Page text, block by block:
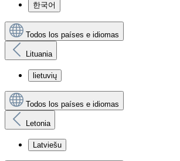
한국어
Todos los países e idiomas
Lituania
lietuvių
Todos los países e idiomas
Letonia
Latviešu